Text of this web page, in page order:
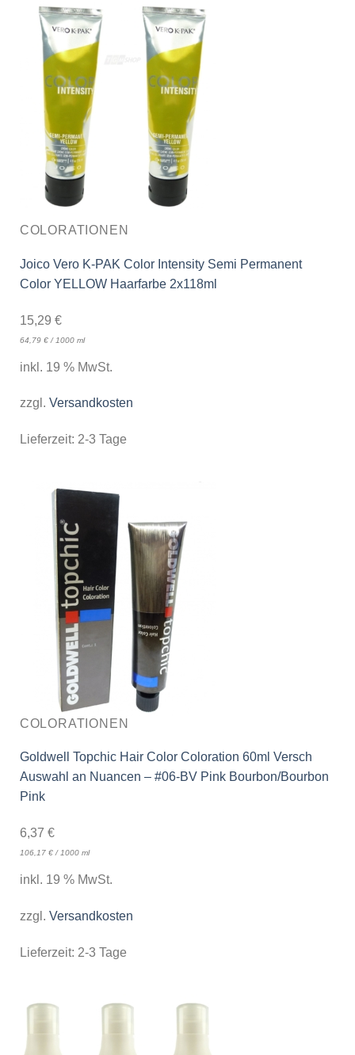
COLORATIONEN
Joico Vero K-PAK Color Intensity Semi Permanent
Color YELLOW Haarfarbe 2x118ml
15,29 €
64,79 €/ 1000 ml
inkl. 19 % MwSt.
zzgl. Versandkosten
Lieferzeit: 2-3 Tage
COLORATIONEN
Goldwell Topchic Hair Color Coloration 60ml Versch
Auswahl an Nuancen – #06-BV Pink Bourbon/Bourbon
Pink
6,37 €
106,17 €/ 1000 ml
inkl. 19 % MwSt.
zzgl. Versandkosten
Lieferzeit: 2-3 Tage